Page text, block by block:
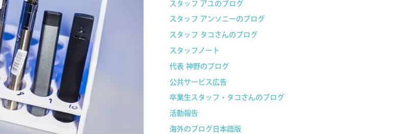
スタッフ アユのブログ
スタッフ アンソニーのブログ
スタッフ タコさんのブログ
スタッフノート
代表 神野のブログ
公共サービス広告
卒業生スタッフ・タコさんのブログ
活動報告
海外のブログ日本語版